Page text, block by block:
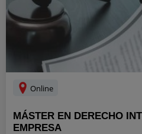
Online
MÁSTER EN DERECHO
EMPRESA